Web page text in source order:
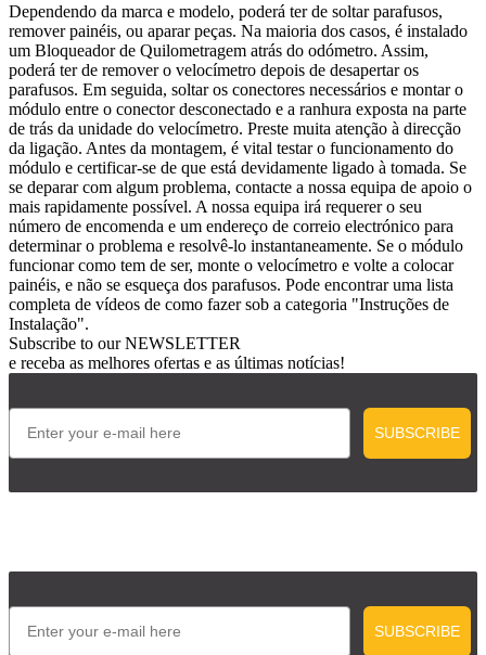
Dependendo da marca e modelo, poderá ter de soltar parafusos,
remover painéis, ou aparar peças. Na maioria dos casos, é instalado
um Bloqueador de Quilometragem atrás do odómetro. Assim,
poderá ter de remover o velocímetro depois de desapertar os
parafusos. Em seguida, soltar os conectores necessários e montar o
módulo entre o conector desconectado e a ranhura exposta na parte
de trás da unidade do velocímetro. Preste muita atenção à direcção
da ligação. Antes da montagem, é vital testar o funcionamento do
módulo e certificar-se de que está devidamente ligado à tomada. Se
se deparar com algum problema, contacte a nossa equipa de apoio o
mais rapidamente possível. A nossa equipa irá requerer o seu
número de encomenda e um endereço de correio electrónico para
determinar o problema e resolvê-lo instantaneamente. Se o módulo
funcionar como tem de ser, monte o velocímetro e volte a colocar
painéis, e não se esqueça dos parafusos. Pode encontrar uma lista
completa de vídeos de como fazer sob a categoria "Instruções de
Instalação".
Subscribe to ourNEWSLETTER
e receba as melhores ofertas e as últimas notícias!
Email
SUBSCRIBE
Email
SUBSCRIBE